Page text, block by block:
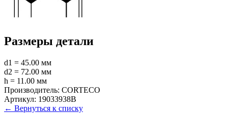
Размеры детали
d1 = 45.00 мм
d2 = 72.00 мм
h = 11.00 мм
Производитель: CORTECO
Артикул: 19033938B
← Вернуться к списку